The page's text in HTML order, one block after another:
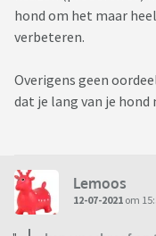
hond om het maar
verbeteren.
Overigens geen
dat je lang van je hond
Lemoos
12-07-2021 om